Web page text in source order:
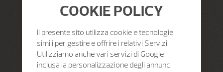
COOKIE POLICY
Il presente sito utilizza cookie e tecnologie
simili per gestire e offrire i relativi Servizi.
Utilizziamo anche vari servizi di Google
inclusa la personalizzazione degli annunci